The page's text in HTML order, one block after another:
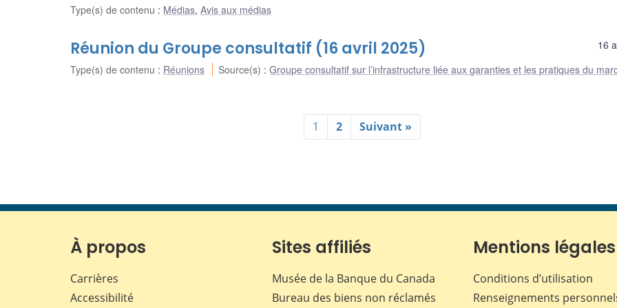
Type(s) de contenu : Médias, Avis aux médias
16
Réunion du Groupe consultatif (16 avril 2025)
Type(s) de contenu : Réunions Source(s) :Groupe consultatif sur l’infrastructure liée aux garanties et les pratiques du
1 2 Suivant »
À propos
Carrières
Accessibilité
Sites affiliés
Musée de la Banque du Canada
Bureau des biens non réclamés
Mentions légales
Conditions d’utilisation
Renseignements